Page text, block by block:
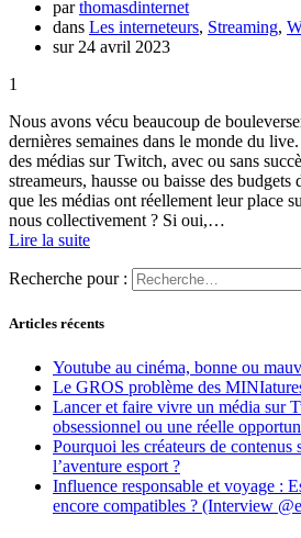
parthomasdinternet
dans Les interneteurs, Streaming,
sur 24 avril 2023
1
Nous avons vécu beaucoup de
dernières semaines dans le monde du
des médias sur Twitch, avec ou sans
streameurs, hausse ou baisse des
que les médias ont réellement leur place
nous collectivement ? Si oui,…
Lire la suite
Recherche pour :
Articles récents
Youtube au cinéma, bonne ou
Le GROS problème des
Lancer et faire vivre un média sur
obsessionnel ou une réelle
Pourquoi les créateurs de contenus
l’aventure esport ?
Influence responsable et voyage :
encore compatibles ? (Interview